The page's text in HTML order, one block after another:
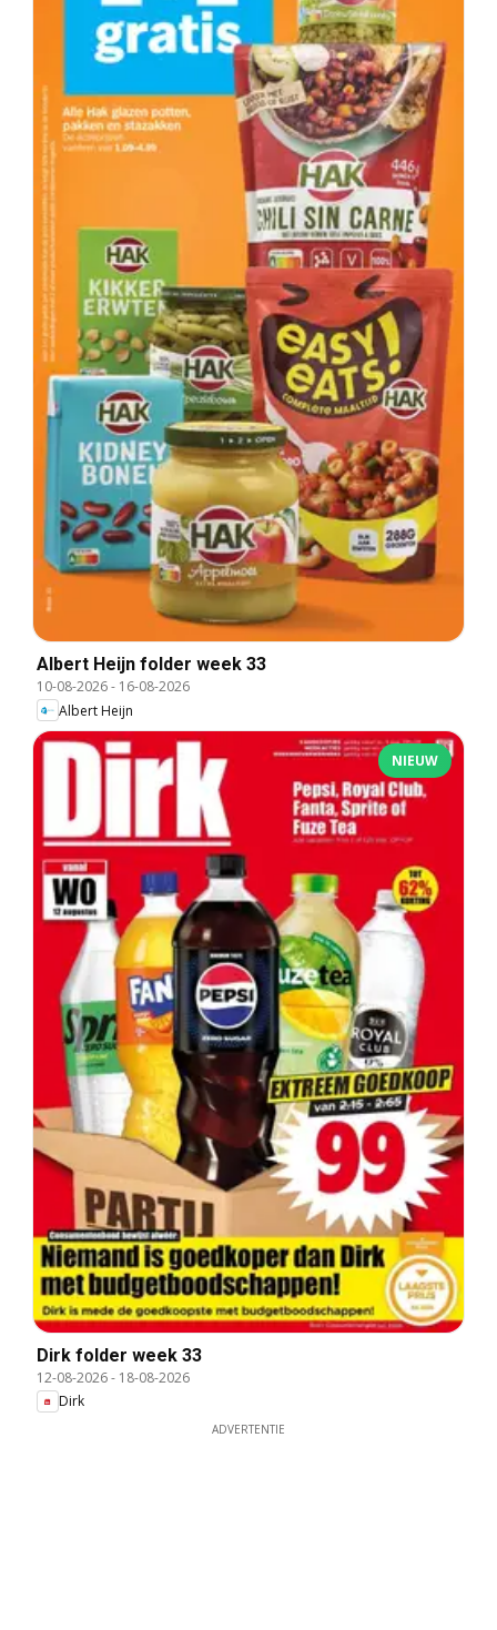
Albert Heijn folder week 33
10-08-2026- 16-08-2026
Albert Heijn
NIEUW
Dirk folder week 33
12-08-2026- 18-08-2026
Dirk
ADVERTENTIE